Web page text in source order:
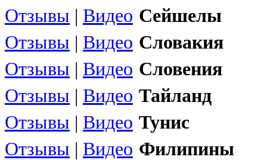
Отзывы | Видео Сейшелы
Отзывы | Видео Словакия
Отзывы | Видео Словения
Отзывы | Видео Тайланд
Отзывы | Видео Тунис
Отзывы | Видео Филипины